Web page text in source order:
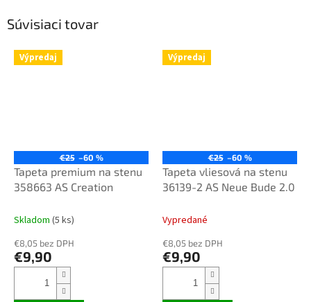
Súvisiaci tovar
Výpredaj
€25 –60 %
Tapeta premium na stenu
358663 AS Creation
Skladom (5 ks)
€8,05 bez DPH
€9,90
Výpredaj
€25 –60 %
Tapeta vliesová na stenu
36139-2 AS Neue Bude 2.0
Vypredané
€8,05 bez DPH
€9,90